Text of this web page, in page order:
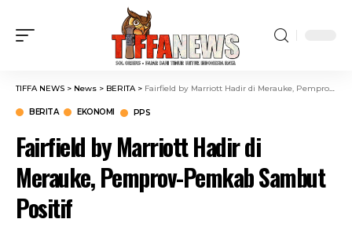
TIFFA NEWS > News > BERITA> Fairfield by Marriott Hadir di Merauke, Pemprov-Pemkab Sambut Positif
BERITA EKONOMI PPS
Fairfield by Marriott Hadir di
Merauke, Pemprov-Pemkab Sambut
Positif